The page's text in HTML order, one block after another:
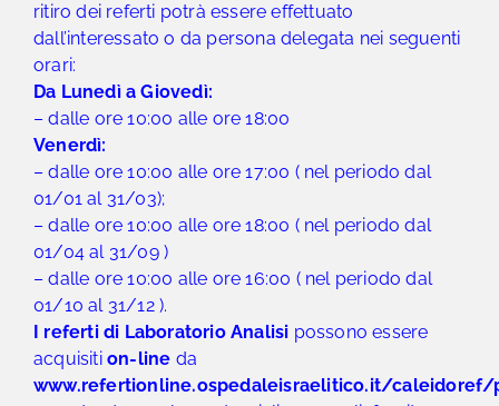
ritiro dei referti potrà essere effettuato
dall’interessato o da persona delegata nei seguenti
orari:
Da Lunedì a Giovedì:
– dalle ore 10:00 alle ore 18:00
Venerdì:
– dalle ore 10:00 alle ore 17:00 ( nel periodo dal
01/01 al 31/03);
– dalle ore 10:00 alle ore 18:00 ( nel periodo dal
01/04 al 31/09 )
– dalle ore 10:00 alle ore 16:00 ( nel periodo dal
01/10 al 31/12 ).
I referti di Laboratorio Analisi possono essere
acquisiti on-line da
www.refertionline.ospedaleisraelitico.it/